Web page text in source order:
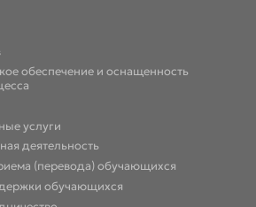
обеспечение и оснащенность
услуги
деятельность
(перевода) обучающихся
обучающихся